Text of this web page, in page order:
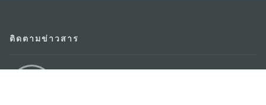
ติดตามข่าวสาร